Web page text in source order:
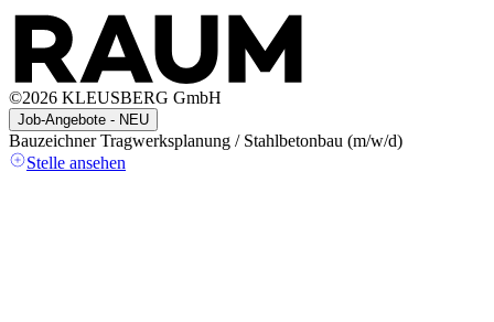
©2026 KLEUSBERG GmbH
Job-Angebote - NEU
Bauzeichner Tragwerksplanung / Stahlbetonbau (m/w/d)
Stelle ansehen